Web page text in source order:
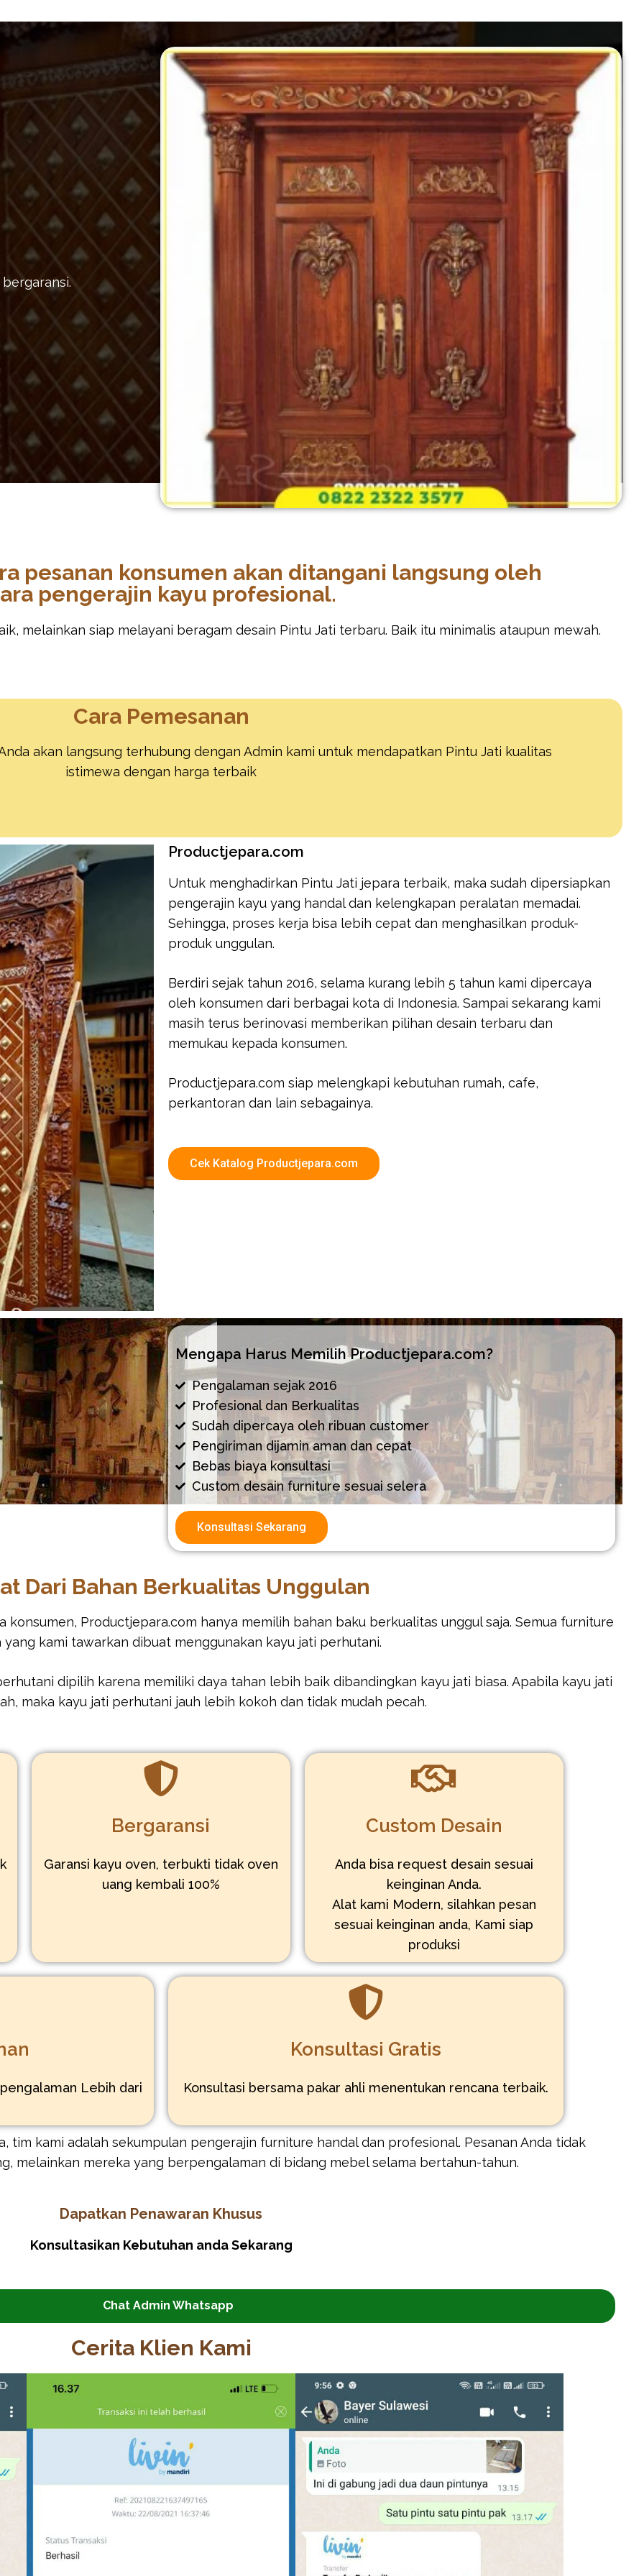
pesanan konsumen akan ditangani langsung oleh
pengerajin kayu profesional.
melainkan siap melayani beragam desain Pintu Jati terbaru. Baik itu minimalis ataupun mewah.
Cara Pemesanan
akan langsung terhubung dengan Admin kami untuk mendapatkan Pintu Jati kualitas
istimewa dengan harga terbaik
Productjepara.com
Untuk menghadirkan Pintu Jati jepara terbaik, maka sudah dipersiapkan
pengerajin kayu yang handal dan kelengkapan peralatan memadai.
Sehingga, proses kerja bisa lebih cepat dan menghasilkan produk-
produk unggulan.
Berdiri sejak tahun 2016, selama kurang lebih 5 tahun kami dipercaya
oleh konsumen dari berbagai kota di Indonesia. Sampai sekarang kami
masih terus berinovasi memberikan pilihan desain terbaru dan
memukau kepada konsumen.
Productjepara.com siap melengkapi kebutuhan rumah, cafe,
perkantoran dan lain sebagainya.
Cek Katalog Productjepara.com
Mengapa Harus Memilih Productjepara.com?
Pengalaman sejak 2016
Profesional dan Berkualitas
Sudah dipercaya oleh ribuan customer
Pengiriman dijamin aman dan cepat
Bebas biaya konsultasi
Custom desain furniture sesuai selera
Konsultasi Sekarang
Dari Bahan Berkualitas Unggulan
Productjepara.com hanya memilih bahan baku berkualitas unggul saja. Semua furniture
yang kami tawarkan dibuat menggunakan kayu jati perhutani.
dipilih karena memiliki daya tahan lebih baik dibandingkan kayu jati biasa. Apabila kayu jati
maka kayu jati perhutani jauh lebih kokoh dan tidak mudah pecah.
Bergaransi
Garansi kayu oven, terbukti tidak oven
uang kembali 100%
Custom Desain
Anda bisa request desain sesuai
keinginan Anda.
Alat kami Modern, silahkan pesan
sesuai keinginan anda, Kami siap
produksi
Lebih dari
Konsultasi Gratis
Konsultasi bersama pakar ahli menentukan rencana terbaik.
tim kami adalah sekumpulan pengerajin furniture handal dan profesional. Pesanan Anda tidak
melainkan mereka yang berpengalaman di bidang mebel selama bertahun-tahun.
Dapatkan Penawaran Khusus
Konsultasikan Kebutuhan anda Sekarang
Chat Admin Whatsapp
Cerita Klien Kami